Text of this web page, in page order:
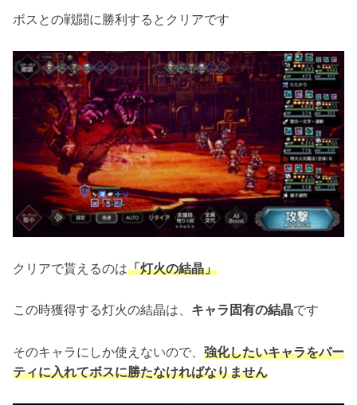
ボスとの戦闘に勝利するとクリアです
クリアで貰えるのは「灯火の結晶」
この時獲得する灯火の結晶は、 キャラ固有の結晶です
そのキャラにしか使えないので、 強化したいキャラをパー
ティに入れてボスに勝たなければなりません